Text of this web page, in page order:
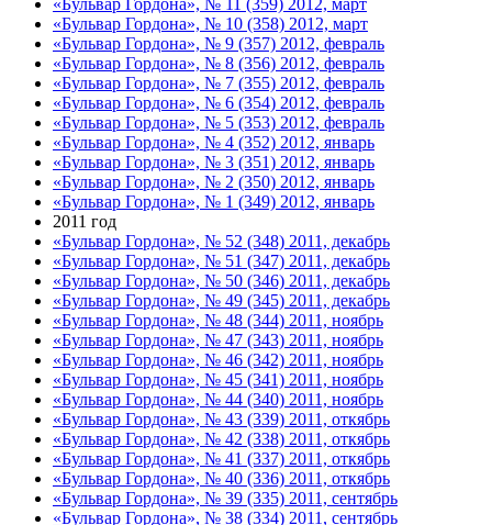
«Бульвар Гордона», № 10 (358) 2012, март
«Бульвар Гордона», № 9 (357) 2012, февраль
«Бульвар Гордона», № 8 (356) 2012, февраль
«Бульвар Гордона», № 7 (355) 2012, февраль
«Бульвар Гордона», № 6 (354) 2012, февраль
«Бульвар Гордона», № 5 (353) 2012, февраль
«Бульвар Гордона», № 4 (352) 2012, январь
«Бульвар Гордона», № 3 (351) 2012, январь
«Бульвар Гордона», № 2 (350) 2012, январь
«Бульвар Гордона», № 1 (349) 2012, январь
2011 год
«Бульвар Гордона», № 52 (348) 2011, декабрь
«Бульвар Гордона», № 51 (347) 2011, декабрь
«Бульвар Гордона», № 50 (346) 2011, декабрь
«Бульвар Гордона», № 49 (345) 2011, декабрь
«Бульвар Гордона», № 48 (344) 2011, ноябрь
«Бульвар Гордона», № 47 (343) 2011, ноябрь
«Бульвар Гордона», № 46 (342) 2011, ноябрь
«Бульвар Гордона», № 45 (341) 2011, ноябрь
«Бульвар Гордона», № 44 (340) 2011, ноябрь
«Бульвар Гордона», № 43 (339) 2011, откябрь
«Бульвар Гордона», № 42 (338) 2011, откябрь
«Бульвар Гордона», № 41 (337) 2011, откябрь
«Бульвар Гордона», № 40 (336) 2011, откябрь
«Бульвар Гордона», № 39 (335) 2011, сентябрь
«Бульвар Гордона», № 38 (334) 2011, сентябрь